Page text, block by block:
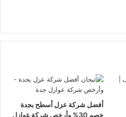
أفضل شركة عزل أسطح بجدة
خصم 30% وأرخص شركة عوازل